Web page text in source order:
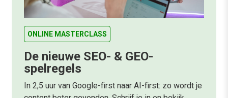
ONLINE MASTERCLASS
De nieuwe SEO- & GEO-
spelregels
In 2,5 uur van Google-first naar AI-first: zo wordt je